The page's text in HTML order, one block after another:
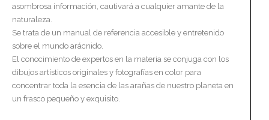
asombrosa información, cautivará a cualquier amante de la
naturaleza.
Se trata de un manual de referencia accesible y entretenido
sobre el mundo arácnido.
El conocimiento de expertos en la materia se conjuga con los
dibujos artísticos originales y fotografías en color para
concentrar toda la esencia de las arañas de nuestro planeta en
un frasco pequeño y exquisito.